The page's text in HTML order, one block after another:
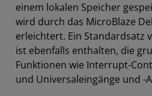
einem lokalen Speicher
wird durch das MicroBlaze
erleichtert. Ein Standardsatz
ist ebenfalls enthalten, die
Funktionen wie Interrupt-
und Universaleingänge und -